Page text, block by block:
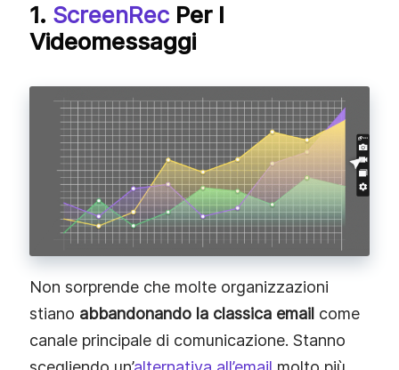
1. ScreenRec Per I
Videomessaggi
Non sorprende che molte organizzazioni
stiano abbandonando la classica email come
canale principale di comunicazione. Stanno